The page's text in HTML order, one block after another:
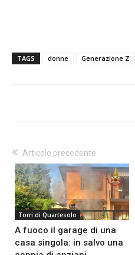
TAGS donne Generazione Z
Articolo precedente
Torri di Quartesolo
A fuoco il garage di una
casa singola: in salvo una